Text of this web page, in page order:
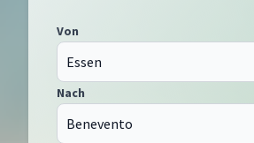
Von
Nach